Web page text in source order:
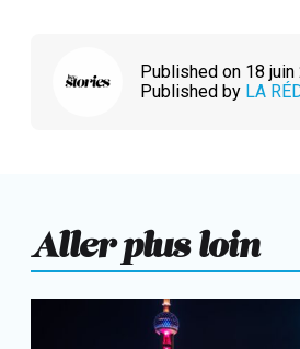
Published on 18 juin
Published by LA
Aller plus loin